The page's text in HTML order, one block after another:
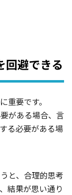
回避できる
重要です。
がある場合、言
る必要がある場
と、合理的思考
結果が思い通り